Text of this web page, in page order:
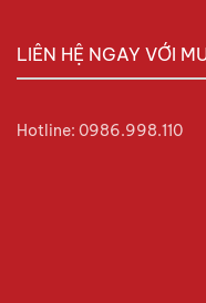
LIÊN HỆ NGAY VỚI
Hotline: 0986.998.110